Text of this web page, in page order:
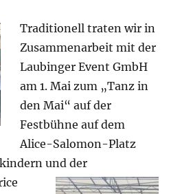
Traditionell traten wir in
Zusammenarbeit mit der
Laubinger Event GmbH
am 1. Mai zum „Tanz in
den Mai“ auf der
Festbühne auf dem
Alice-Salomon-Platz
und der